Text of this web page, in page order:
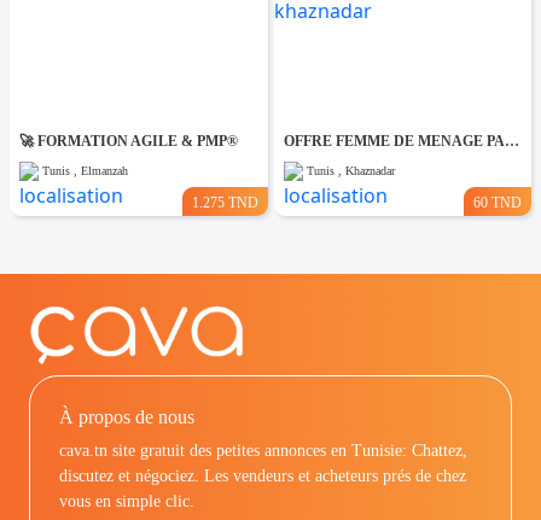
🚀 FORMATION AGILE & PMP®
Tunis , Elmanzah
1.275 TND
OFFRE FEMME DE MENAGE PAR JOUR A khaznadar
Tunis , Khaznadar
60 TND
À propos de nous
cava.tn site gratuit des petites annonces en Tunisie: Chattez,
discutez et négociez. Les vendeurs et acheteurs prés de chez
vous en simple clic.